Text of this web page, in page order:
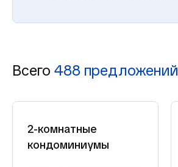
Всего 488 предложений
2-комнатные
кондоминиумы